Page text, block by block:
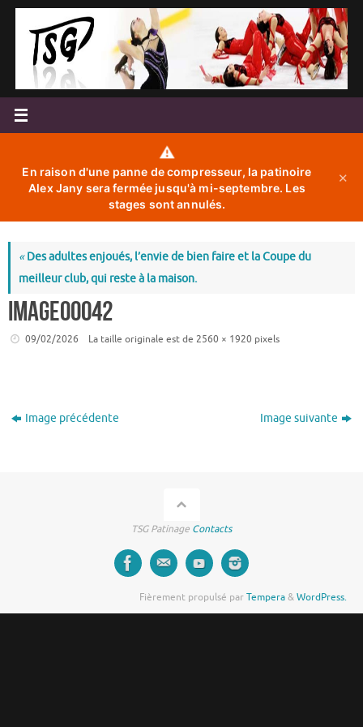
Passer
contenu
⚠️
En raison d'une panne de compresseur, la patinoire
Alex Jany sera fermée jusqu'à mi-septembre. Les
stages sont annulés.
✕
«Des adultes enjoués, l’envie de bien faire et la Coupe du
meilleur club, qui reste à la maison.
image00042
09/02/2026 La taille originale est de 2560 × 1920 pixels
Image précédente Image suivante
TSG Patinage Contacts
Fièrement propulsé parTempera&WordPress.